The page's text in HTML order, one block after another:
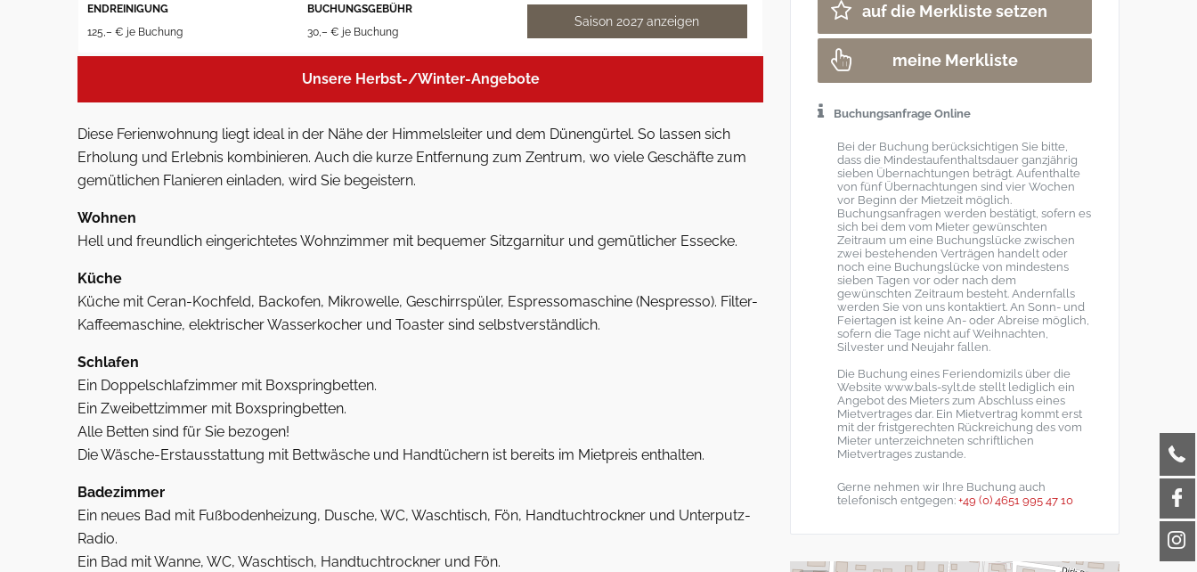
ENDREINIGUNG
125,– € je Buchung
BUCHUNGSGEBÜHR
30,– € je Buchung
Saison 2027 anzeigen
Unsere Herbst-/Winter-Angebote
Diese Ferienwohnung liegt ideal in der Nähe der Himmelsleiter und dem Dünengürtel. So lassen sich
Erholung und Erlebnis kombinieren. Auch die kurze Entfernung zum Zentrum, wo viele Geschäfte zum
gemütlichen Flanieren einladen, wird Sie begeistern.
Wohnen
Hell und freundlich eingerichtetes Wohnzimmer mit bequemer Sitzgarnitur und gemütlicher Essecke.
Küche
Küche mit Ceran-Kochfeld, Backofen, Mikrowelle, Geschirrspüler, Espressomaschine (Nespresso). Filter-
Kaffeemaschine, elektrischer Wasserkocher und Toaster sind selbstverständlich.
Schlafen
Ein Doppelschlafzimmer mit Boxspringbetten.
Ein Zweibettzimmer mit Boxspringbetten.
Alle Betten sind für Sie bezogen!
Die Wäsche-Erstausstattung mit Bettwäsche und Handtüchern ist bereits im Mietpreis enthalten.
Badezimmer
Ein neues Bad mit Fußbodenheizung, Dusche, WC, Waschtisch, Fön, Handtuchtrockner und Unterputz-
Radio.
Ein Bad mit Wanne, WC, Waschtisch, Handtuchtrockner und Fön.
auf die Merkliste setzen
meine Merkliste
Buchungsanfrage Online
Bei der Buchung berücksichtigen Sie bitte,
dass die Mindestaufenthaltsdauer ganzjährig
sieben Übernachtungen beträgt. Aufenthalte
von fünf Übernachtungen sind vier Wochen
vor Beginn der Mietzeit möglich.
Buchungsanfragen werden bestätigt, sofern es
sich bei dem vom Mieter gewünschten
Zeitraum um eine Buchungslücke zwischen
zwei bestehenden Verträgen handelt oder
noch eine Buchungslücke von mindestens
sieben Tagen vor oder nach dem
gewünschten Zeitraum besteht. Andernfalls
werden Sie von uns kontaktiert. An Sonn- und
Feiertagen ist keine An- oder Abreise möglich,
sofern die Tage nicht auf Weihnachten,
Silvester und Neujahr fallen.
Die Buchung eines Feriendomizils über die
Website www.bals-sylt.de stellt lediglich ein
Angebot des Mieters zum Abschluss eines
Mietvertrages dar. Ein Mietvertrag kommt erst
mit der fristgerechten Rückreichung des vom
Mieter unterzeichneten schriftlichen
Mietvertrages zustande.
Gerne nehmen wir Ihre Buchung auch
telefonisch entgegen: +49 (0) 4651 995 47 10